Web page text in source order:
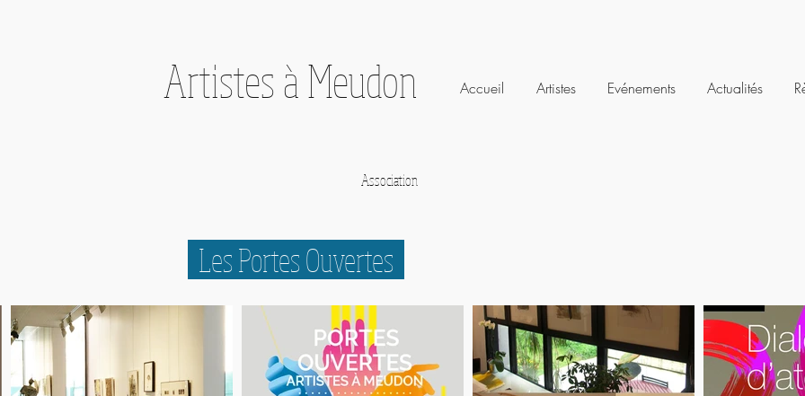
Artistes à Meudon Accueil Artistes Evénements Actualités
Association
Les Portes Ouvertes